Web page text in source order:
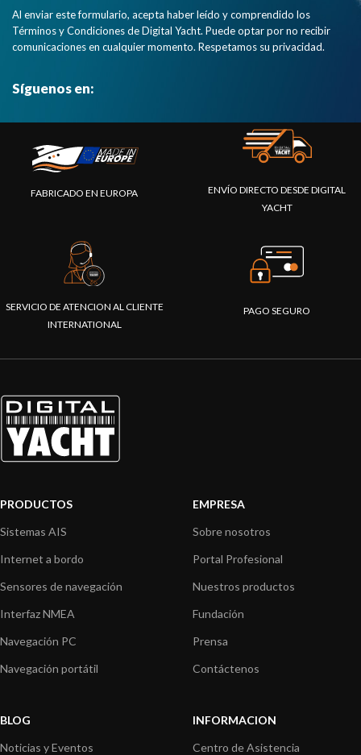
Al enviar este formulario, acepta haber leído y comprendido los
Términos y Condiciones de Digital Yacht. Puede optar por no recibir
comunicaciones en cualquier momento. Respetamos su privacidad.
Síguenos en:
FABRICADO EN EUROPA
ENVÍO DIRECTO DESDE DIGITAL
YACHT
SERVICIO DE ATENCION AL CLIENTE
INTERNATIONAL
PAGO SEGURO
PRODUCTOS
Sistemas AIS
Internet a bordo
Sensores de navegación
Interfaz NMEA
Navegación PC
Navegación portátil
EMPRESA
Sobre nosotros
Portal Profesional
Nuestros productos
Fundación
Prensa
Contáctenos
BLOG
Noticias y Eventos
INFORMACION
Centro de Asistencia